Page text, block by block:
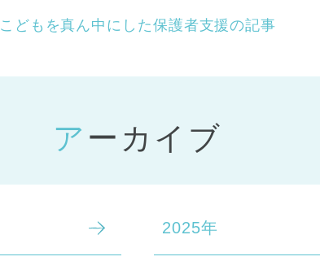
こどもを真ん中にした保護者支援の記事
アーカイブ
2025年